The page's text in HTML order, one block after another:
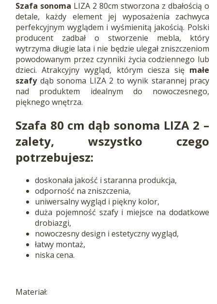
Szafa sonoma LIZA 2 80cm stworzona z dbałością o
detale, każdy element jej wyposażenia zachwyca
perfekcyjnym wyglądem i wyśmienitą jakością. Polski
producent zadbał o stworzenie mebla, który
wytrzyma długie lata i nie będzie ulegał zniszczeniom
powodowanym przez czynniki życia codziennego lub
dzieci. Atrakcyjny wygląd, którym ciesza się małe
szafydąb sonoma LIZA 2 to wynik starannej pracy
nad produktem idealnym do nowoczesnego,
pięknego wnętrza.
Szafa 80 cm dąb sonoma LIZA 2 –
zalety, wszystko czego
potrzebujesz:
doskonała jakość i staranna produkcja,
odporność na zniszczenia,
uniwersalny wygląd i piękny kolor,
duża pojemność szafy i miejsce na dodatkowe
drobiazgi,
nowoczesny design i estetyczny wygląd,
łatwy montaż,
niska cena.
Materiał: